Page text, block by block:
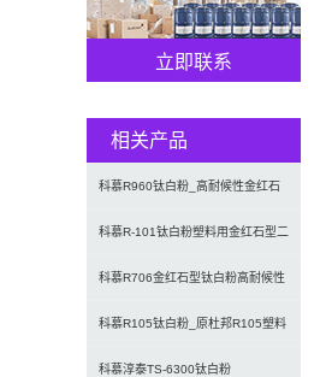
立即联系
相关产品
科慕R960钛白粉_高耐候性金红石
型钛白粉_原杜邦960钛白
科慕R-101钛白粉塑料用金红石型二
氧化钛颜料高耐温耐候钛白
科慕R706金红石型钛白粉高耐候性
工业涂料用二氧化钛颜料
科慕R105钛白粉_原杜邦R105塑料
专用高耐候钛白粉
科慕淳泰TS-6300钛白粉